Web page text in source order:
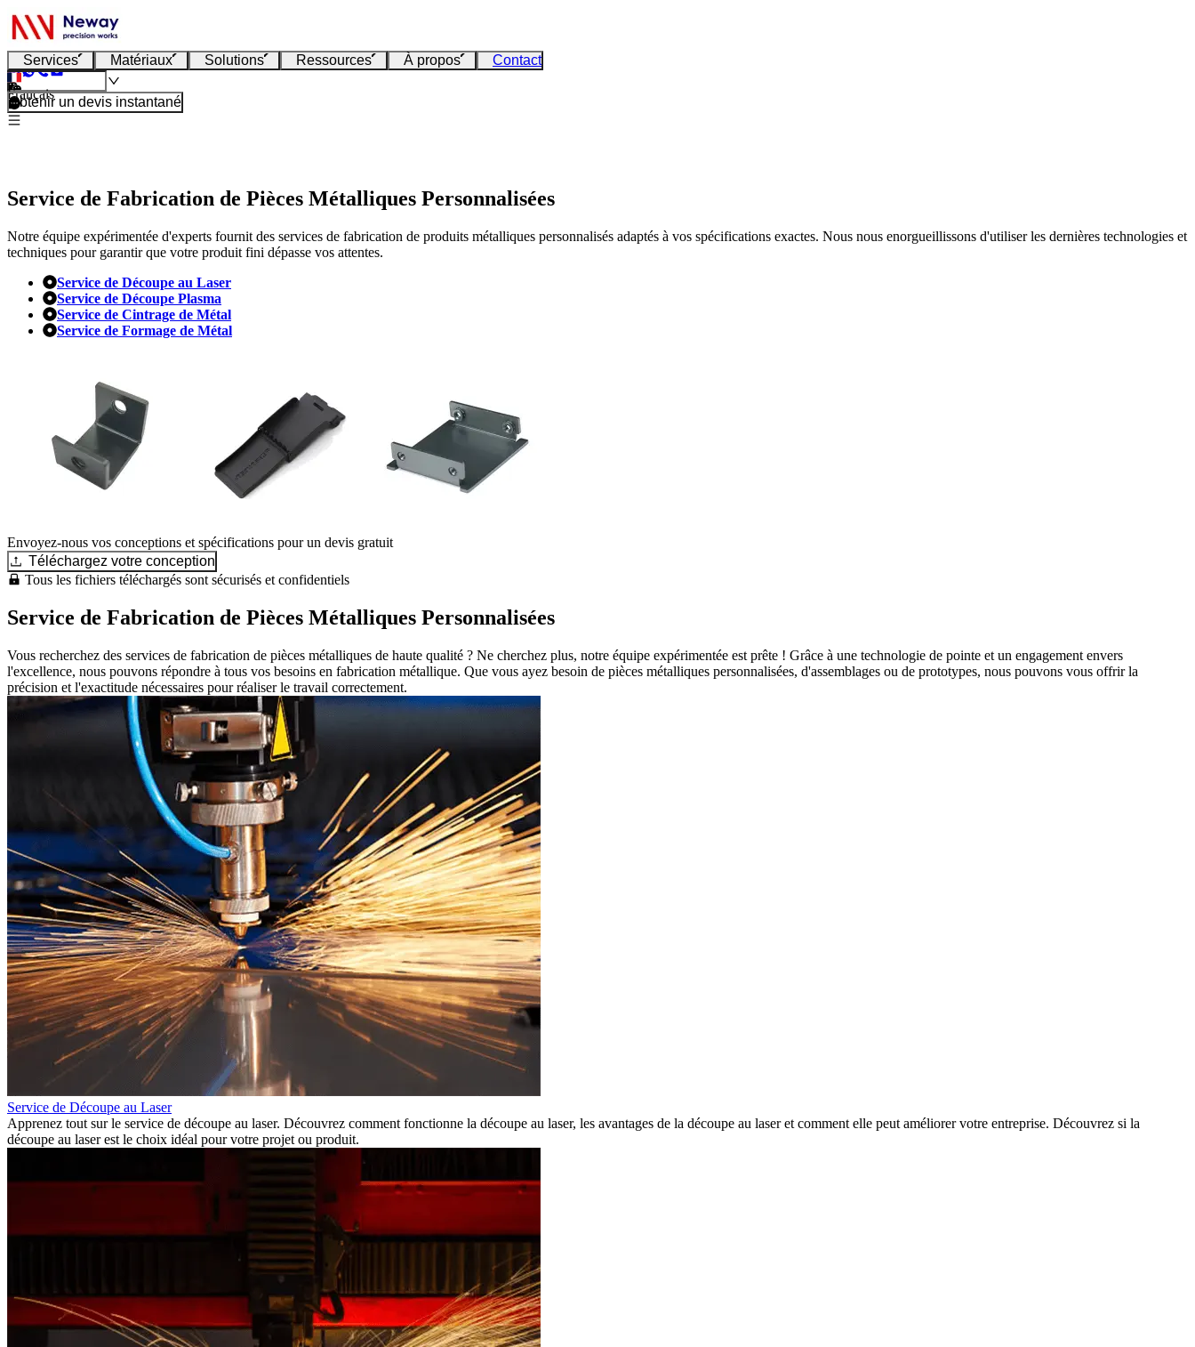
Services Matériaux Solutions Ressources À propos Contact
Français
Obtenir un devis instantané
Service de Fabrication de Pièces Métalliques Personnalisées
Notre équipe expérimentée d'experts fournit des services de fabrication de produits métalliques personnalisés adaptés à vos spécifications exactes. Nous nous enorgueillissons d'utiliser les dernières technologies et
techniques pour garantir que votre produit fini dépasse vos attentes.
Service de Découpe au Laser
Service de Découpe Plasma
Service de Cintrage de Métal
Service de Formage de Métal
Envoyez-nous vos conceptions et spécifications pour un devis gratuit
Téléchargez votre conception
Tous les fichiers téléchargés sont sécurisés et confidentiels
Service de Fabrication de Pièces Métalliques Personnalisées
Vous recherchez des services de fabrication de pièces métalliques de haute qualité ? Ne cherchez plus, notre équipe expérimentée est prête ! Grâce à une technologie de pointe et un engagement envers
l'excellence, nous pouvons répondre à tous vos besoins en fabrication métallique. Que vous ayez besoin de pièces métalliques personnalisées, d'assemblages ou de prototypes, nous pouvons vous offrir la
précision et l'exactitude nécessaires pour réaliser le travail correctement.
Service de Découpe au Laser
Apprenez tout sur le service de découpe au laser. Découvrez comment fonctionne la découpe au laser, les avantages de la découpe au laser et comment elle peut améliorer votre entreprise. Découvrez si la
découpe au laser est le choix idéal pour votre projet ou produit.